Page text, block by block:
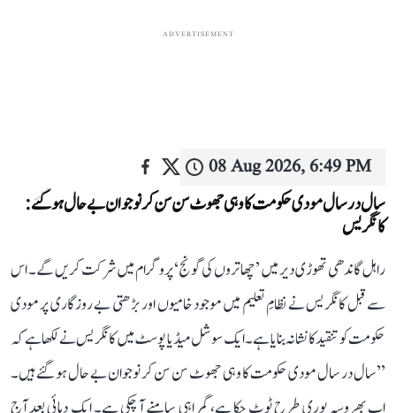
ADVERTISEMENT
08 Aug 2026, 6:49 PM
سال در سال مودی حکومت کا وہی جھوٹ سن سن کر نوجوان بے حال ہو گئے:
کانگریس
راہل گاندھی تھوڑی دیر میں ’چھاتروں کی گونج‘ پروگرام میں شرکت کریں گے۔ اس
سے قبل کانگریس نے نظامِ تعلیم میں موجود خامیوں اور بڑھتی بے روزگاری پر مودی
حکومت کو تنقید کا نشانہ بنایا ہے۔ ایک سوشل میڈیا پوسٹ میں کانگریس نے لکھا ہے کہ
’’سال در سال مودی حکومت کا وہی جھوٹ سن سن کر نوجوان بے حال ہو گئے ہیں۔